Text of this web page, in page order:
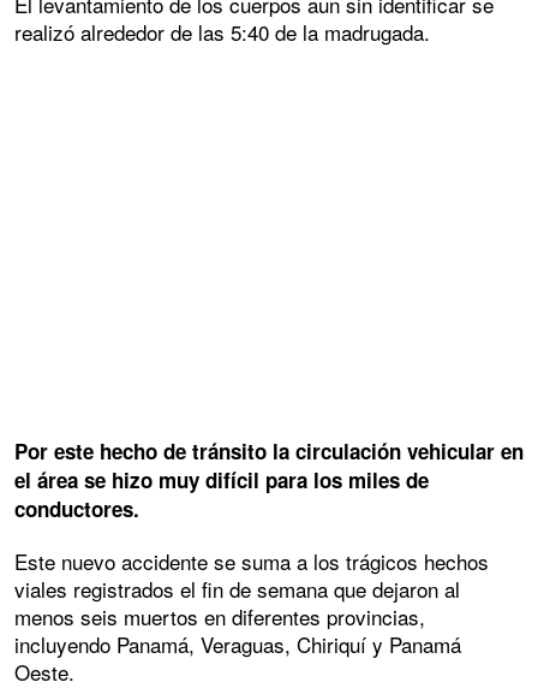
realizó alrededor de las 5:40 de la madrugada.
Por este hecho de tránsito la circulación vehicular en
el área se hizo muy difícil para los miles de
conductores.
Este nuevo accidente se suma a los trágicos hechos
viales registrados el fin de semana que dejaron al
menos seis muertos en diferentes provincias,
incluyendo Panamá, Veraguas, Chiriquí y Panamá
Oeste.